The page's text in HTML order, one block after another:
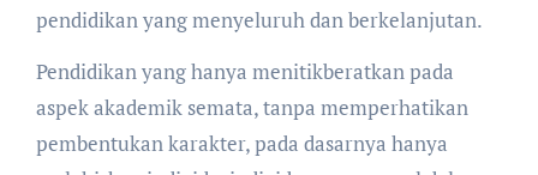
pendidikan yang menyeluruh dan berkelanjutan.
Pendidikan yang hanya menitikberatkan pada
aspek akademik semata, tanpa memperhatikan
pembentukan karakter, pada dasarnya hanya